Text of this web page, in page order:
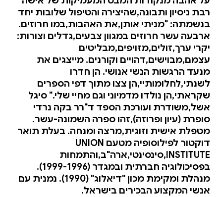
רבת ניסיון ותבונה,שהיצירה והטיפול שלובות יחד
בנשמתה: "מניתי אותן,את האהבות,במו חרוזים.
ארבעה עשר חרוזים במגוון צבעים,גדלים וצורות:
יקרי ערך,זולים,מזויפים,מבליטים
עצמם,מבוישים,דהויים וקורנים. מייצגים את
מנעד הרגשות הנשי אנושי. הן חדרו
לשנתי,לחלומותיי,הן צצו מתוך דפי הספרים
שקראתי,הן נולדו מדמיוני וגם מחיי שלי." סיגל
אשל,משודרת ועורכת הספד ד"רר בקה נרדי
סופרת (עיון ופרוזה),זהו ספרה השמונה-עשר.
מטפלת אישית וזוגית,מרצה ומנחה. בעלת תואר
דוקטור לפילוסופיה מטעם UNION
INSTITUTE,סינסינטי,ארה"ב,והתמחות
בפסיכולוגיה חברתית ובמגדר (1999-1996).
מנהלת ומקימת מכון "דיאלוג" (1990). נמנית עם
אנשי המקצוע הבכירים בישראל.